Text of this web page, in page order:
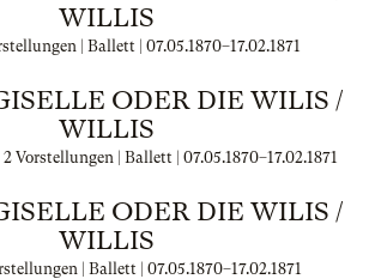
WILLIS
| Ballett | 07.05.1870–17.02.1871
ODER DIE WILIS /
WILLIS
Vorstellungen | Ballett | 07.05.1870–17.02.1871
ODER DIE WILIS /
WILLIS
| Ballett | 07.05.1870–17.02.1871